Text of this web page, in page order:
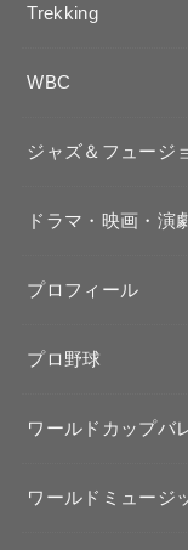
Trekking
WBC
ジャズ＆フュージ
ドラマ・映画・演
プロフィール
プロ野球
ワールドカップバ
ワールドミュージ